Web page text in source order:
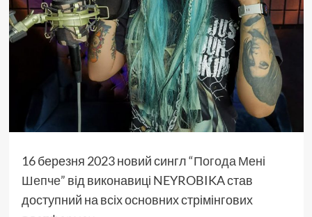
16 березня 2023 новий сингл “Погода Мені
Шепче” від виконавиці NEYROBIKA став
доступний на всіх основних стрімінгових